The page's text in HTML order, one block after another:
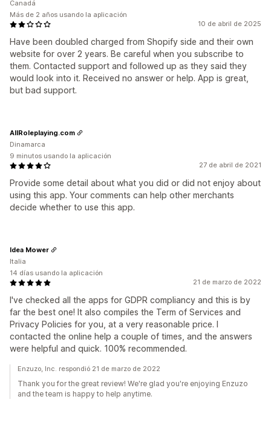
10 de abril de 2025
Have been doubled charged from Shopify side and their own
website for over 2 years. Be careful when you subscribe to
them. Contacted support and followed up as they said they
would look into it. Received no answer or help. App is great,
but bad support.
Canadá
Más de 2 años usando la aplicación
27 de abril de 2021
Provide some detail about what you did or did not enjoy about
using this app. Your comments can help other merchants
decide whether to use this app.
AllRoleplaying.com
Dinamarca
9 minutos usando la aplicación
21 de marzo de 2022
I've checked all the apps for GDPR compliancy and this is by
far the best one! It also compiles the Term of Services and
Privacy Policies for you, at a very reasonable price. I
contacted the online help a couple of times, and the answers
were helpful and quick. 100% recommended.
Idea Mower
Italia
14 días usando la aplicación
Enzuzo, Inc. respondió 21 de marzo de 2022
Thank you for the great review! We're glad you're enjoying Enzuzo
and the team is happy to help anytime.